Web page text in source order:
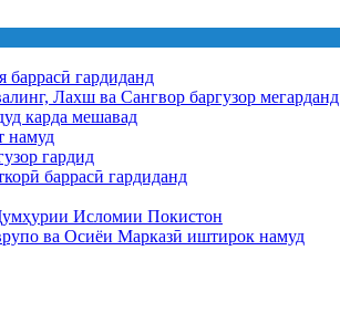
гардиданд
Лахш ва Сангвор баргузор мегарданд
карда мешавад
намуд
гардид
баррасӣ гардиданд
Исломии Покистон
ва Осиёи Марказӣ иштирок намуд